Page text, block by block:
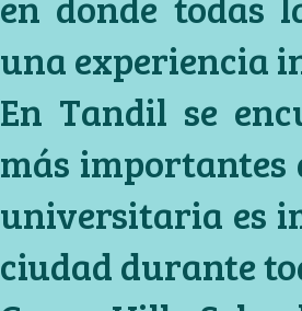
una experiencia
En Tandil se
más importantes
universitaria es
ciudad durante